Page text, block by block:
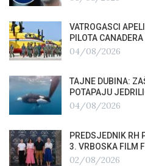
VATROGASCI
PILOTA
04/08/2026
TAJNE DUBINA:
POTAPAJU
04/08/2026
PREDSJEDNIK RH
3. VRBOSKA FILM
02/08/2026